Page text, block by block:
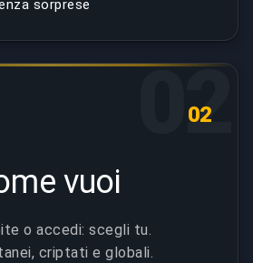
sorprese
02
02
vuoi
o accedi: scegli tu.
criptati e globali.